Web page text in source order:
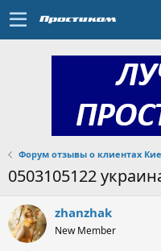
Форум отзывы о клиентах
0503105122
zhanzhak
New Member